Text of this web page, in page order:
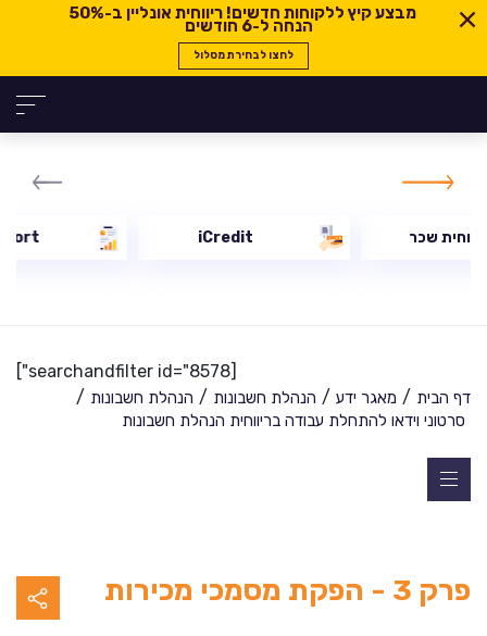
מבצע קיץ ללקוחות חדשים! ריווחית אונליין ב-50%
הנחה ל-6 חודשים
לחצו לבחירת מסלול
ריווחית שכר iCredit
[searchandfilter id="8578"]
דף הבית / מאגר ידע / הנהלת חשבונות / הנהלת חשבונות /
סרטוני וידאו להתחלת עבודה בריווחית הנהלת חשבונות
פרק 3 - הפקת מסמכי מכירות